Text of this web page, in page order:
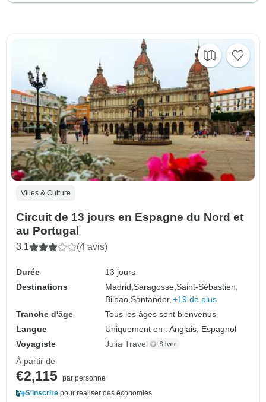
Villes & Culture
Circuit de 13 jours en Espagne du Nord et
au Portugal
3.1 (4 avis)
Durée
13 jours
Destinations
Madrid,Saragosse,Saint-Sébastien,
Bilbao,Santander, +19 de plus
Tranche d'âge
Tous les âges sont bienvenus
Langue
Uniquement en : Anglais, Espagnol
Voyagiste
Julia Travel
À partir de
€2,115 par personne
S'inscrire pour réaliser des économies